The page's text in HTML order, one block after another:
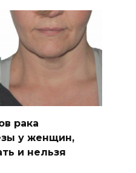
рака
у женщин,
и нельзя